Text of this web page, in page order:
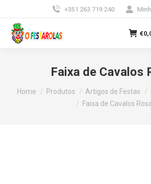
+351 263 719 240
€
Faixa de Cavalos
You are here:
Home Produtos Artigos de Festas
Faixa de Cavalos